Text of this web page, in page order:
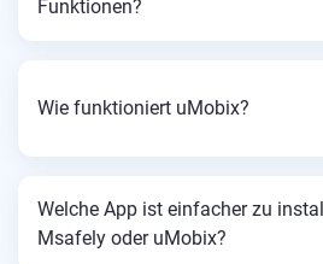
Funktionen?
Wie funktioniert uMobix?
Welche App ist einfacher zu
Msafely oder uMobix?